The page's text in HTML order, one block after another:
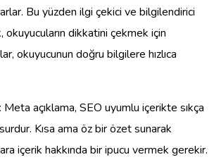
Bu yüzden ilgi çekici ve bilgilendirici
okuyucuların dikkatini çekmek için
okuyucunun doğru bilgilere hızlıca
: Meta açıklama, SEO uyumlu içerikte sıkça
Kısa ama öz bir özet sunarak
içerik hakkında bir ipucu vermek gerekir.